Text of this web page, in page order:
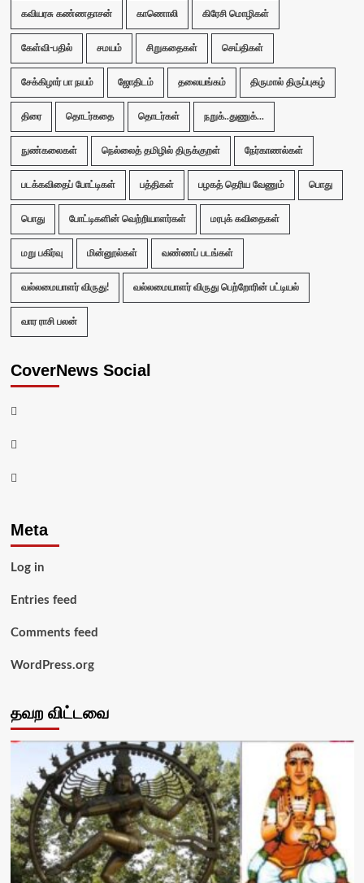
கவியரசு கண்ணதாசன் காணொலி கிரேசி மொழிகள்
கேள்வி-பதில் சமயம் சிறுகதைகள் செய்திகள்
சேக்கிழார் பா நயம் ஜோதிடம் தலையங்கம் திருமால் திருப்புகழ்
திரை தொடர்கதை தொடர்கள் நறுக்..துணுக்...
நுண்கலைகள் நெல்லைத் தமிழில் திருக்குறள் நேர்காணல்கள்
படக்கவிதைப் போட்டிகள் பத்திகள் பழகத் தெரிய வேணும் பொது
பொது போட்டிகளின் வெற்றியாளர்கள் மரபுக் கவிதைகள்
மறு பகிர்வு மின்னூல்கள் வண்ணப் படங்கள்
வல்லமையாளர் விருது! வல்லமையாளர் விருது பெற்றோரின் பட்டியல்
வார ராசி பலன்
CoverNews Social
Facebook
Twitter
Youtube
Meta
Log in
Entries feed
Comments feed
WordPress.org
தவற விட்டவை